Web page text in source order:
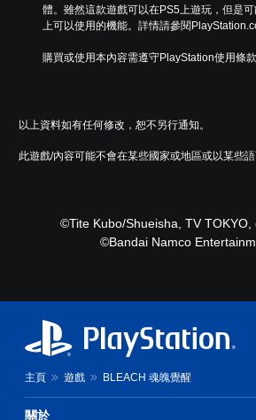
體。雖然這款遊戲可以在PS5上遊玩，但是
上可以使用的機能。詳情請參閱
購買或使用本內容需遵守PlayStation使用條款
以上資料如有任何修改，恕不另行通知。
此遊戲/內容可能不會在某些國家或地區或以某些語
©Tite Kubo/Shueisha, TV TOKYO,
©Bandai Namco
主頁 遊戲 BLEACH 魂魄覺醒
關於